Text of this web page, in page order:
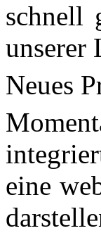
schnell
unserer
Neues
eine